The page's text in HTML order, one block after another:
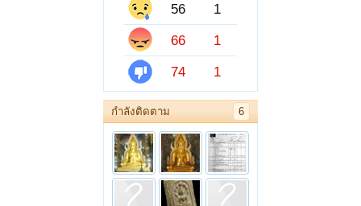
56
1
66
1
74
1
กำลังติดตาม 6